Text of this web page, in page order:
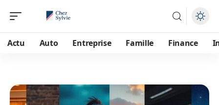
Actu Auto Entreprise Famille Finance